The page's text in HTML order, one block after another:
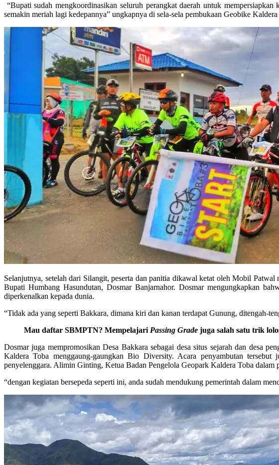
“Bupati sudah mengkoordinasikan seluruh perangkat daerah untuk
semakin meriah lagi kedepannya” ungkapnya di sela-sela pembukaan Geobike
Selanjutnya, setelah dari Silangit, peserta dan panitia dikawal ketat oleh Mobil
Bupati Humbang Hasundutan, Dosmar Banjarnahor. Dosmar mengungkapkan
diperkenalkan kepada dunia.
“Tidak ada yang seperti Bakkara, dimana kiri dan kanan terdapat Gunung, ditengah-
Mau daftar SBMPTN? Mempelajari Passing Grade juga salah satu trik
Dosmar juga mempromosikan Desa Bakkara sebagai desa situs sejarah dan desa
Kaldera Toba menggaung-gaungkan Bio Diversity. Acara penyambutan
penyelenggara. Alimin Ginting, Ketua Badan Pengelola Geopark Kaldera Toba
“dengan kegiatan bersepeda seperti ini, anda sudah mendukung pemerintah dalam